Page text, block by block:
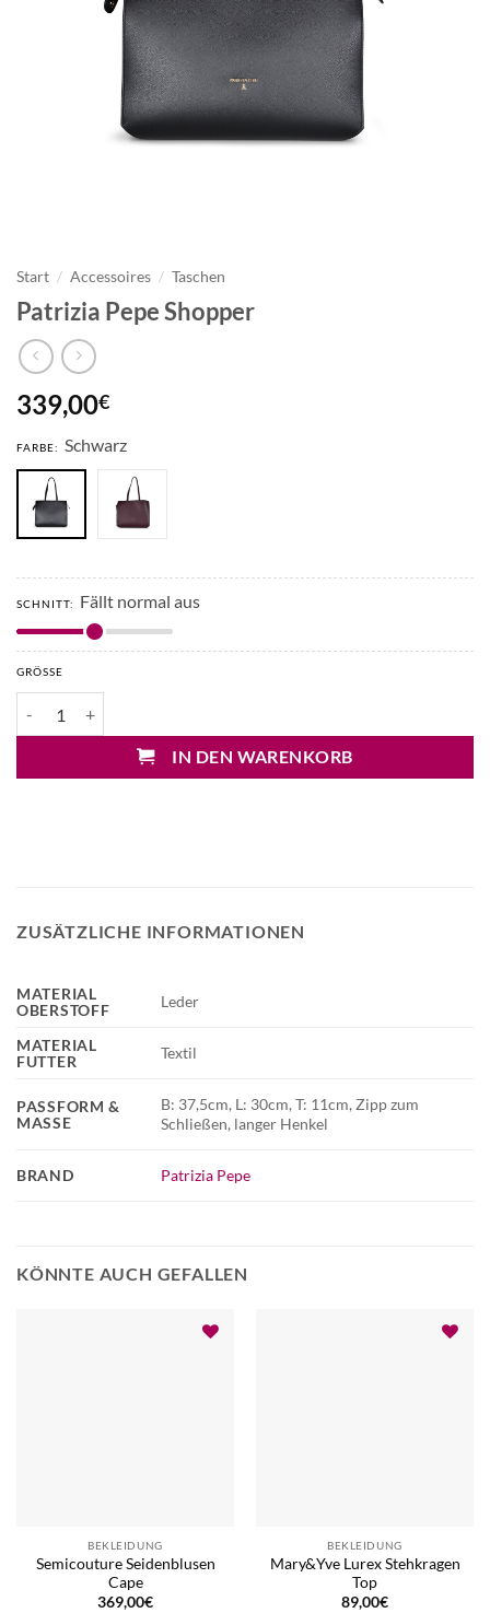
Start / Accessoires / Taschen
Patrizia Pepe Shopper
339,00€
FARBE: Schwarz
SCHNITT: Fällt normal aus
GRÖSSE
IN DEN WARENKORB
ZUSÄTZLICHE INFORMATIONEN
BRAND Patrizia Pepe
MATERIAL
OBERSTOFF
Leder
MATERIAL
FUTTER
Textil
PASSFORM &
MASSE
B: 37,5cm, L: 30cm, T: 11cm, Zipp zum
Schließen, langer Henkel
KÖNNTE AUCH GEFALLEN
BEKLEIDUNG
Semicouture Seidenblusen
Cape
369,00€
BEKLEIDUNG
Mary&Yve Lurex Stehkragen
Top
89,00€